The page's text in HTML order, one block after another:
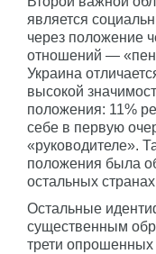
является
через положение
отношений —
Украина
высокой
положения: 11%
себе в первую
«руководителе».
положения была
остальных
Остальные
существенным
трети